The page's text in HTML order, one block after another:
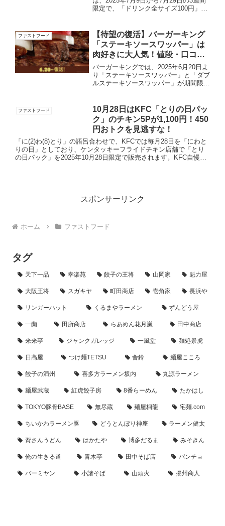
限定で、「ドリンク全サイズ100円」キ
100円(税込)で購入できるお得なキャン
ペーンにな...
ファストフード
【待望の復活】バーガーキング
「ステーキソースワッパー」は
肉好きに大人気！値段・口コミ
まとめ！
バーガーキングでは、2025年6月20日よ
り「ステーキソースワッパー」と「ダブ
ルステーキソースワッパー」が期間限定
直火焼きの100％ビーフパティに角切り
牛肩ロースを豪快...
ファストフード
10月28日はKFC「とりの日パッ
ク」のチキン5Pが1,100円！450
円おトクを見逃すな！
「に(2)わ(8)とり」の語呂合わせで、KFCでは毎月28日を「にわと
りの日」としており、ケンタッキーフライドチキン店舗で「とり
の日パック」を2025年10月28日限定で販売されます。KFC自慢の
スポンサーリンク
ホーム ファストフード
タグ
天下一品 幸楽苑 餃子の王将 山岡家 魁力屋
大阪王将 スガキヤ 町田商店 壱角家 長浜や
リンガーハット くるまやラーメン ずんどう屋
一蘭 田所商店 らあめん花月嵐 田中商店
来来亭 ジャンクガレッジ 一風堂 麺処景虎
日高屋 つけ麺TETSU 舎鈴 麺屋こころ
餃子の満州 喜多方ラーメン坂内 丸源ラーメン
麺屋武蔵 紅虎餃子房 8番らーめん たかはし
TOKYO豚骨BASE 無尽蔵 麺屋桐龍 宅麺.com
ちいかわラーメン豚 どうとんぼり神座 ラーメン健太
資さんうどん はかたや 博多だるま みそきん
俺の生きる道 青木亭 田中そば店 パンチョ
バーミヤン 小諸そば 山頭火 揚州商人